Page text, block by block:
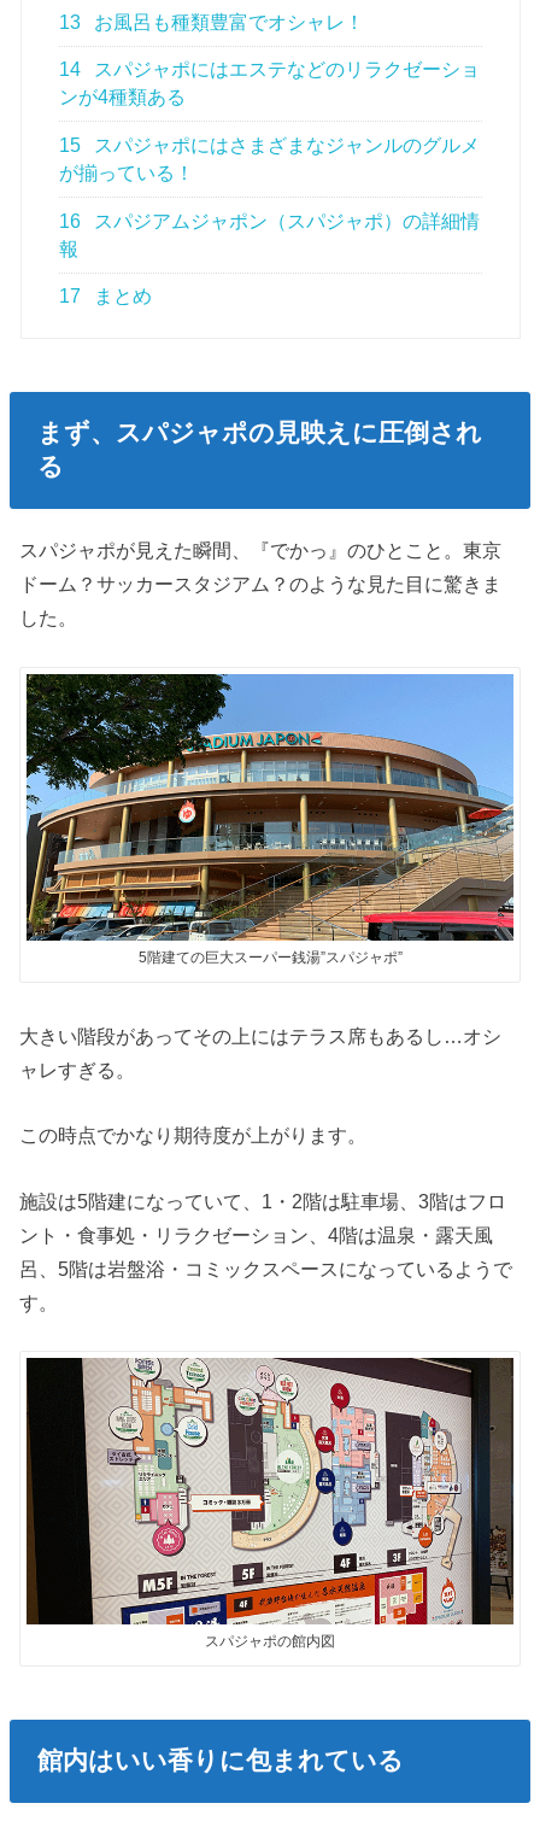
13 お風呂も種類豊富でオシャレ！
14
スパジャポにはエステなどのリラクゼーショ
ンが4種類ある
15
スパジャポにはさまざまなジャンルのグルメ
が揃っている！
16
スパジアムジャポン（スパジャポ）の詳細情
報
17 まとめ
まず、スパジャポの見映えに圧倒され
る
スパジャポが見えた瞬間、『でかっ』のひとこと。東京
ドーム？サッカースタジアム？のような見た目に驚きま
した。
5階建ての巨大スーパー銭湯”スパジャポ”
大きい階段があってその上にはテラス席もあるし…オシ
ャレすぎる。
この時点でかなり期待度が上がります。
施設は5階建になっていて、1・2階は駐車場、3階はフロ
ント・食事処・リラクゼーション、4階は温泉・露天風
呂、5階は岩盤浴・コミックスペースになっているようで
す。
スパジャポの館内図
館内はいい香りに包まれている